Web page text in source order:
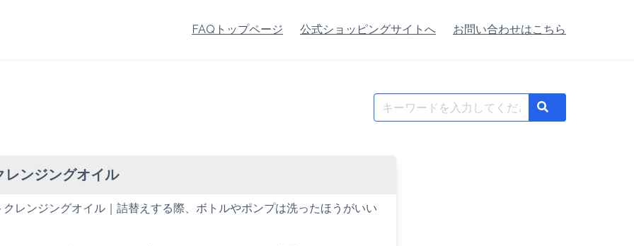
FAQトップページ 公式ショッピングサイトへ お問い合わせはこちら
Search
for:
Search
レンジングオイル
クレンジングオイル｜詰替えする際、ボトルやポンプは洗ったほうがいい